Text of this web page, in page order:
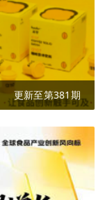
更新至第381期